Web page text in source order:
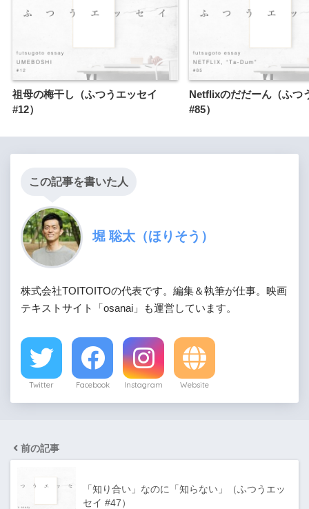
祖母の梅干し（ふつうエッセイ
#12）
Netflixのだだーん（ふつ
#85）
この記事を書いた人
堀 聡太（ほりそう）
株式会社TOITOITOの代表です。編集＆執筆が仕事。映画
テキストサイト「osanai」も運営しています。
Twitter Facebook Instagram Website
前の記事
「知り合い」なのに「知らない」（ふつうエッ
セイ #47）